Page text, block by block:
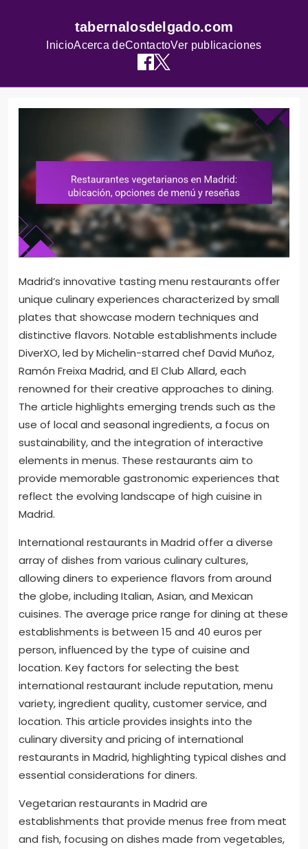
tabernalosdelgado.com
InicioAcerca deContactoVer publicaciones
Madrid’s innovative tasting menu restaurants offer
unique culinary experiences characterized by small
plates that showcase modern techniques and
distinctive flavors. Notable establishments include
DiverXO, led by Michelin-starred chef David Muñoz,
Ramón Freixa Madrid, and El Club Allard, each
renowned for their creative approaches to dining.
The article highlights emerging trends such as the
use of local and seasonal ingredients, a focus on
sustainability, and the integration of interactive
elements in menus. These restaurants aim to
provide memorable gastronomic experiences that
reflect the evolving landscape of high cuisine in
Madrid.
International restaurants in Madrid offer a diverse
array of dishes from various culinary cultures,
allowing diners to experience flavors from around
the globe, including Italian, Asian, and Mexican
cuisines. The average price range for dining at these
establishments is between 15 and 40 euros per
person, influenced by the type of cuisine and
location. Key factors for selecting the best
international restaurant include reputation, menu
variety, ingredient quality, customer service, and
location. This article provides insights into the
culinary diversity and pricing of international
restaurants in Madrid, highlighting typical dishes and
essential considerations for diners.
Vegetarian restaurants in Madrid are
establishments that provide menus free from meat
and fish, focusing on dishes made from vegetables,